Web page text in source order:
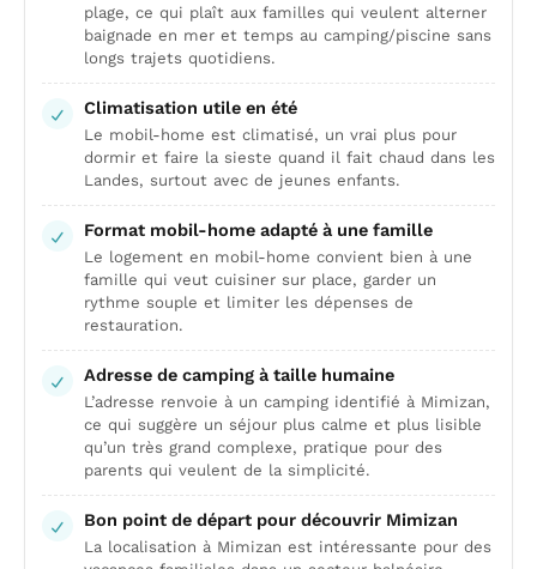
plage, ce qui plaît aux familles qui veulent alterner
baignade en mer et temps au camping/piscine sans
longs trajets quotidiens.
Climatisation utile en été
Le mobil-home est climatisé, un vrai plus pour
dormir et faire la sieste quand il fait chaud dans les
Landes, surtout avec de jeunes enfants.
Format mobil-home adapté à une famille
Le logement en mobil-home convient bien à une
famille qui veut cuisiner sur place, garder un
rythme souple et limiter les dépenses de
restauration.
Adresse de camping à taille humaine
L’adresse renvoie à un camping identifié à Mimizan,
ce qui suggère un séjour plus calme et plus lisible
qu’un très grand complexe, pratique pour des
parents qui veulent de la simplicité.
Bon point de départ pour découvrir Mimizan
La localisation à Mimizan est intéressante pour des